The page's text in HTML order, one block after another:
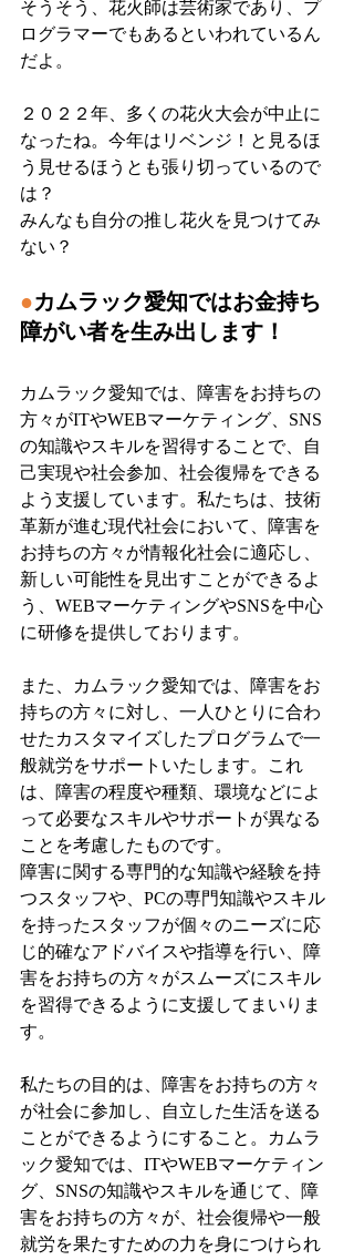
そうそう、花火師は芸術家であり、プ
ログラマーでもあるといわれているん
だよ。
２０２２年、多くの花火大会が中止に
なったね。今年はリベンジ！と見るほ
う見せるほうとも張り切っているので
は？
みんなも自分の推し花火を見つけてみ
ない？
●カムラック愛知ではお金持ち
障がい者を生み出します！
カムラック愛知では、障害をお持ちの
方々がITやWEBマーケティング、SNS
の知識やスキルを習得することで、自
己実現や社会参加、社会復帰をできる
よう支援しています。私たちは、技術
革新が進む現代社会において、障害を
お持ちの方々が情報化社会に適応し、
新しい可能性を見出すことができるよ
う、WEBマーケティングやSNSを中心
に研修を提供しております。
また、カムラック愛知では、障害をお
持ちの方々に対し、一人ひとりに合わ
せたカスタマイズしたプログラムで一
般就労をサポートいたします。これ
は、障害の程度や種類、環境などによ
って必要なスキルやサポートが異なる
ことを考慮したものです。
障害に関する専門的な知識や経験を持
つスタッフや、PCの専門知識やスキル
を持ったスタッフが個々のニーズに応
じ的確なアドバイスや指導を行い、障
害をお持ちの方々がスムーズにスキル
を習得できるように支援してまいりま
す。
私たちの目的は、障害をお持ちの方々
が社会に参加し、自立した生活を送る
ことができるようにすること。カムラ
ック愛知では、ITやWEBマーケティン
グ、SNSの知識やスキルを通じて、障
害をお持ちの方々が、社会復帰や一般
就労を果たすための力を身につけられ